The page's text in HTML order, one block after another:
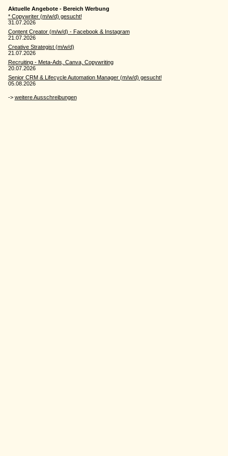
Aktuelle Angebote - Bereich Werbung
* Copywriter (m/w/d) gesucht!
31.07.2026
Content Creator (m/w/d) - Facebook & Instagram
21.07.2026
Creative Strategist (m/w/d)
21.07.2026
Recruiting - Meta-Ads, Canva, Copywriting
20.07.2026
Senior CRM & Lifecycle Automation Manager (m/w/d) gesucht!
05.08.2026
-> weitere Ausschreibungen